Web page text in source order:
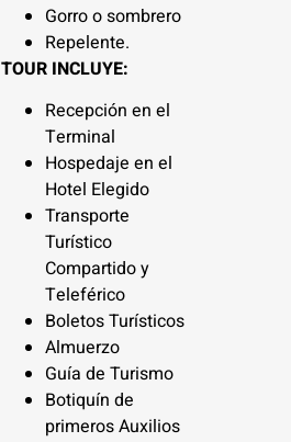
Gorro o sombrero
Repelente.
TOUR INCLUYE:
Recepción en el
Terminal
Hospedaje en el
Hotel Elegido
Transporte
Turístico
Compartido y
Teleférico
Boletos Turísticos
Almuerzo
Guía de Turismo
Botiquín de
primeros Auxilios